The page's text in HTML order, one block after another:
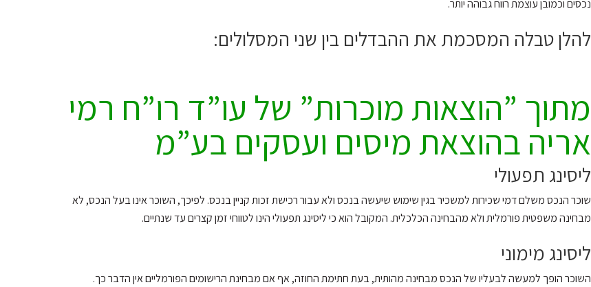
נכסים וכמובן עוצמת רווח גבוהה יותר.
להלן טבלה המסכמת את ההבדלים בין שני המסלולים:
מתוך ”הוצאות מוכרות” של עו”ד רו”ח רמי
אריה בהוצאת מיסים ועסקים בע”מ
ליסינג תפעולי
שוכר הנכס משלם דמי שכירות למשכיר בגין שימוש שיעשה בנכס ולא עבור רכישת זכות קניין בנכס. לפיכך, השוכר אינו בעל הנכס, לא
מבחינה משפטית פורמלית ולא מהבחינה הכלכלית. המקובל הוא כי ליסינג תפעולי הינו לטווחי זמן קצרים עד שנתיים.
ליסינג מימוני
השוכר הופך למעשה לבעליו של הנכס מבחינה מהותית, בעת חתימת החוזה, אף אם מבחינת הרישומים הפורמליים אין הדבר כך.